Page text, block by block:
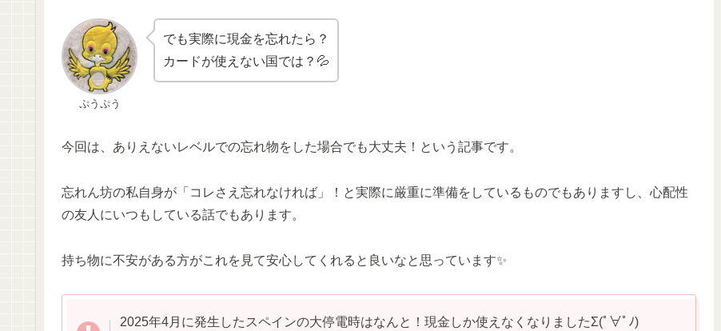
ぷうぷう
でも実際に現金を忘れたら？
カードが使えない国では？💦
今回は、ありえないレベルでの忘れ物をした場合でも大丈夫！という記事です。
忘れん坊の私自身が「コレさえ忘れなければ」！と実際に厳重に準備をしているものでもありますし、心配性
の友人にいつもしている話でもあります。
持ち物に不安がある方がこれを見て安心してくれると良いなと思っています✨
2025年4月に発生したスペインの大停電時はなんと！現金しか使えなくなりましたΣ(ﾟ∀ﾟﾉ)